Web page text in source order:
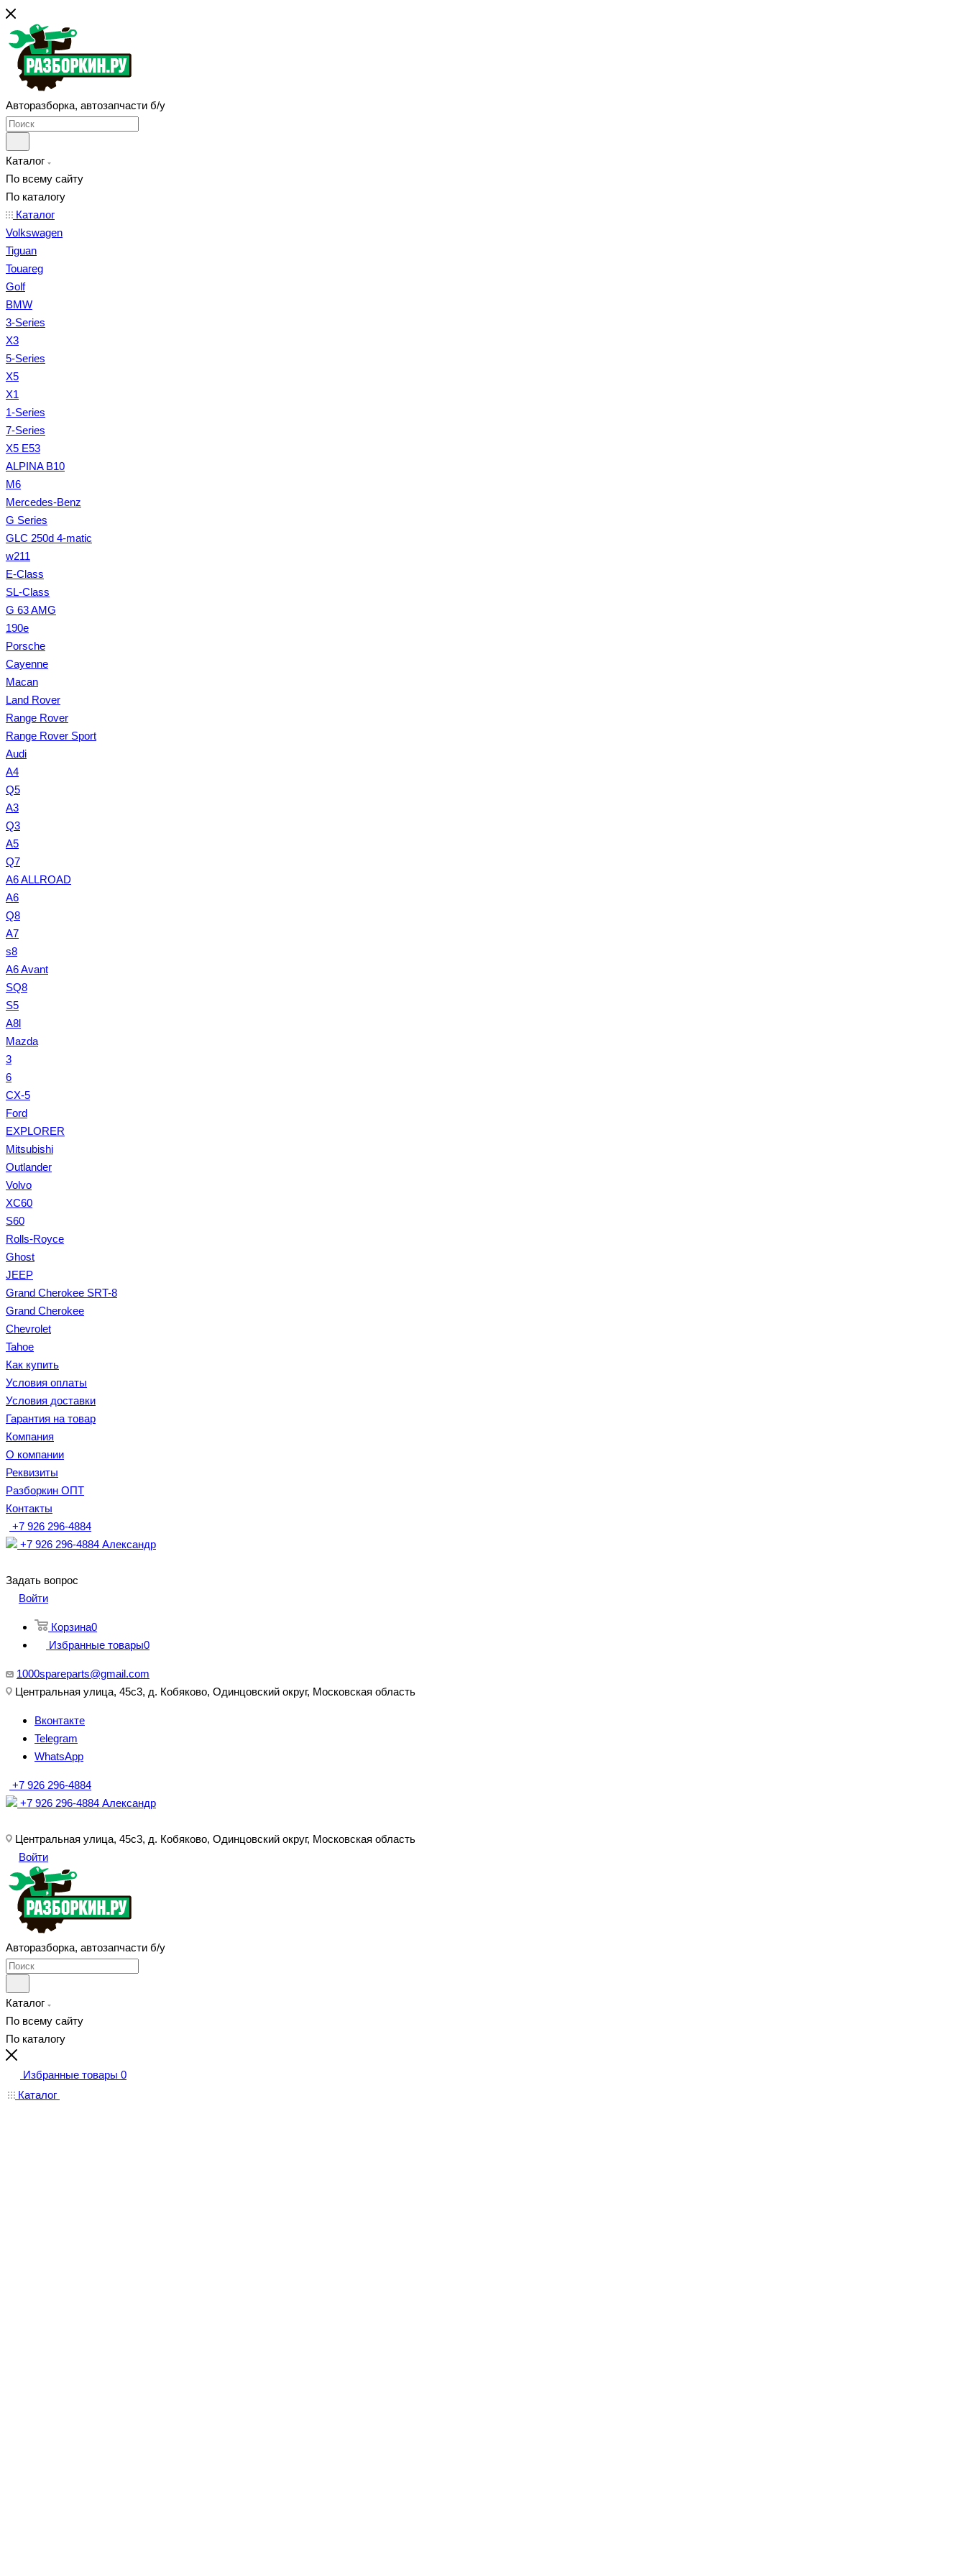
Авторазборка, автозапчасти б/у
Каталог
По всему сайту
По каталогу
Каталог
Volkswagen
Tiguan
Touareg
Golf
BMW
3-Series
X3
5-Series
X5
X1
1-Series
7-Series
X5 E53
ALPINA B10
M6
Mercedes-Benz
G Series
GLC 250d 4-matic
w211
E-Class
SL-Class
G 63 AMG
190e
Porsche
Cayenne
Macan
Land Rover
Range Rover
Range Rover Sport
Audi
A4
Q5
A3
Q3
A5
Q7
A6 ALLROAD
A6
Q8
A7
s8
A6 Avant
SQ8
S5
A8l
Mazda
3
6
CX-5
Ford
EXPLORER
Mitsubishi
Outlander
Volvo
XC60
S60
Rolls-Royce
Ghost
JEEP
Grand Cherokee SRT-8
Grand Cherokee
Chevrolet
Tahoe
Как купить
Условия оплаты
Условия доставки
Гарантия на товар
Компания
О компании
Реквизиты
Разборкин ОПТ
Контакты
+7 926 296-4884
+7 926 296-4884 Александр
Задать вопрос
Войти
Корзина0
Избранные товары0
1000spareparts@gmail.com
Центральная улица, 45с3, д. Кобяково, Одинцовский округ, Московская область
Вконтакте
Telegram
WhatsApp
+7 926 296-4884
+7 926 296-4884 Александр
Центральная улица, 45с3, д. Кобяково, Одинцовский округ, Московская область
Войти
Авторазборка, автозапчасти б/у
Каталог
По всему сайту
По каталогу
Избранные товары 0
Каталог